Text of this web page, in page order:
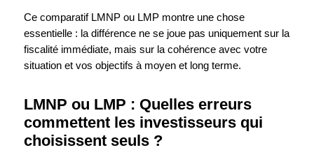
Ce comparatif LMNP ou LMP montre une chose
essentielle : la différence ne se joue pas uniquement sur la
fiscalité immédiate, mais sur la cohérence avec votre
situation et vos objectifs à moyen et long terme.
LMNP ou LMP : Quelles erreurs
commettent les investisseurs qui
choisissent seuls ?